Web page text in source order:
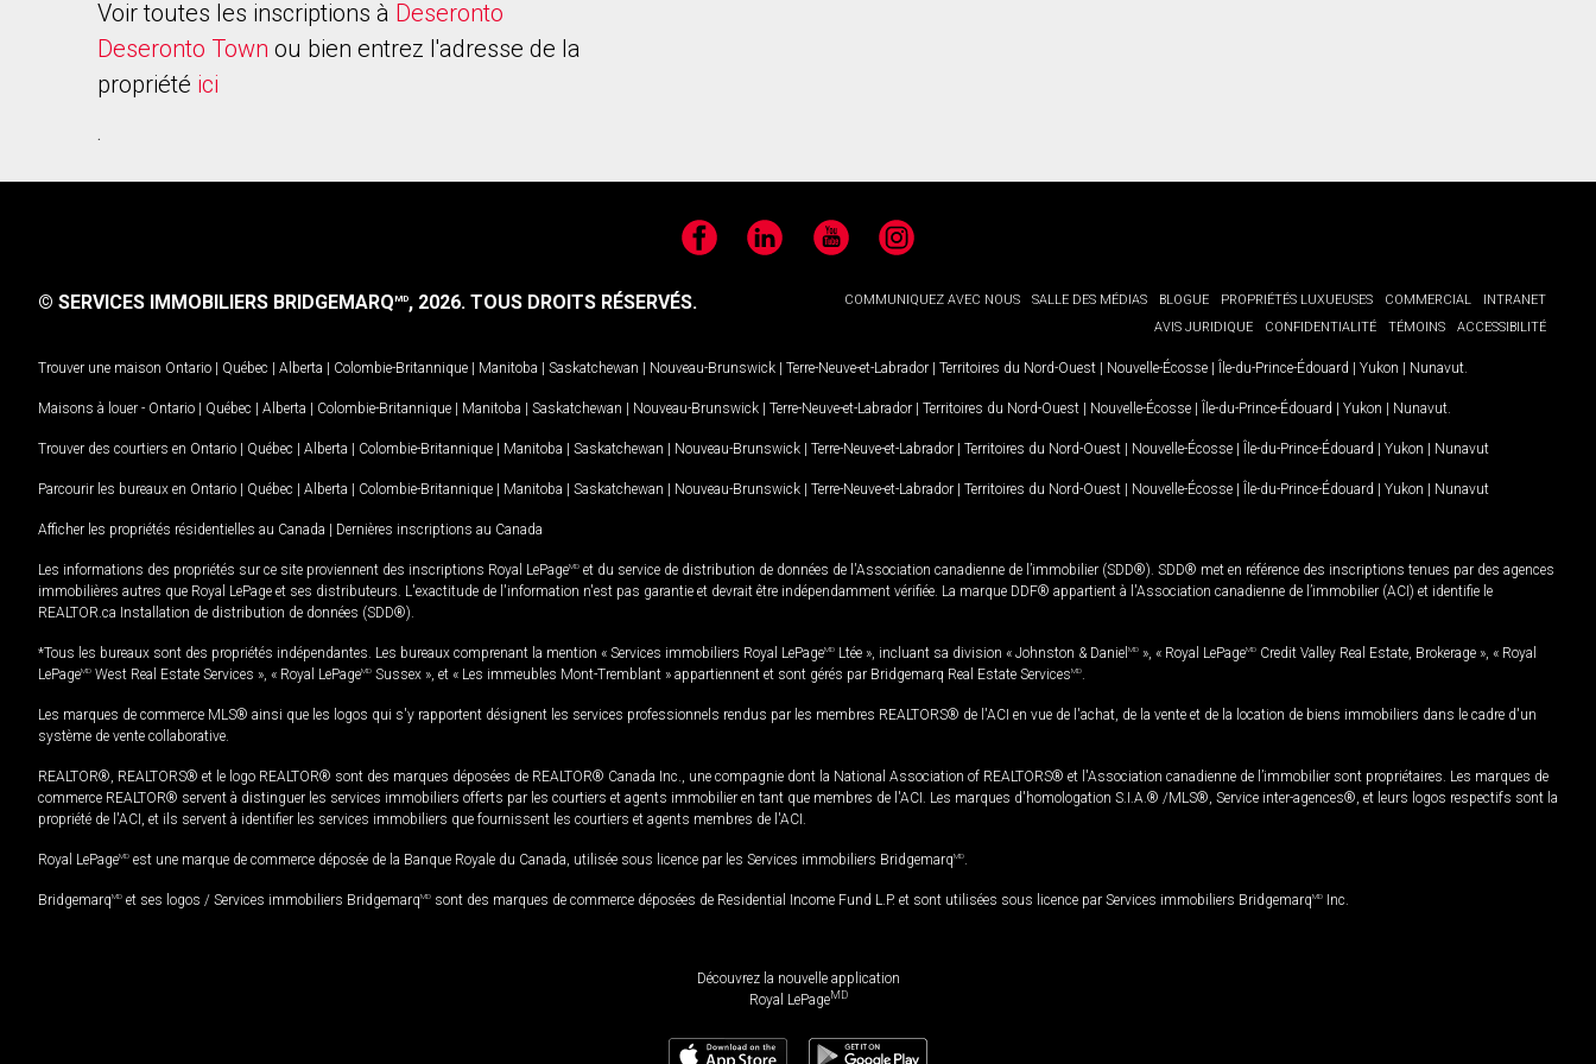
Voir toutes les inscriptions à Deseronto
Deseronto Town ou bien entrez l'adresse de la
propriété ici
.
FacebookLinkedIn YouTubeInstagram
COMMUNIQUEZ AVEC NOUS SALLE DES MÉDIAS BLOGUE PROPRIÉTÉS LUXUEUSES COMMERCIAL
INTRANET
AVIS JURIDIQUE
CONFIDENTIALITÉ TÉMOINS ACCESSIBILITÉ
© SERVICES IMMOBILIERS BRIDGEMARQMD, 2026. TOUS DROITS RÉSERVÉS.
Trouver une maison Ontario | Québec | Alberta | Colombie-Britannique | Manitoba | Saskatchewan | Nouveau-Brunswick | Terre-Neuve-et-Labrador | Territoires du Nord-Ouest | Nouvelle-Écosse | Île-du-Prince-Édouard | Yukon | Nunavut
Maisons à louer - Ontario | Québec | Alberta | Colombie-Britannique | Manitoba | Saskatchewan | Nouveau-Brunswick | Terre-Neuve-et-Labrador | Territoires du Nord-Ouest | Nouvelle-Écosse | Île-du-Prince-Édouard | Yukon | Nunavut
Trouver des courtiers en Ontario | Québec | Alberta | Colombie-Britannique | Manitoba | Saskatchewan | Nouveau-Brunswick | Terre-Neuve-et-Labrador | Territoires du Nord-Ouest | Nouvelle-Écosse | Île-du-Prince-Édouard | Yukon | Nunavut
Parcourir les bureaux en Ontario | Québec | Alberta | Colombie-Britannique | Manitoba | Saskatchewan | Nouveau-Brunswick | Terre-Neuve-et-Labrador | Territoires du Nord-Ouest | Nouvelle-Écosse | Île-du-Prince-Édouard | Yukon | Nunavut
Afficher les propriétés résidentielles au Canada | Dernières inscriptions au Canada
Les informations des propriétés sur ce site proviennent des inscriptions Royal LePageMD et du service de distribution de données de l'Association canadienne de l’immobilier (SDD®). SDD® met en référence des inscriptions tenues par des agences
immobilières autres que Royal LePage et ses distributeurs. L'exactitude de l'information n'est pas garantie et devrait être indépendamment vérifiée. La marque DDF® appartient à l'Association canadienne de l’immobilier (ACI) et identifie le
REALTOR.ca Installation de distribution de données (SDD®).
*Tous les bureaux sont des propriétés indépendantes. Les bureaux comprenant la mention « Services immobiliers Royal LePageMD Ltée », incluant sa division « Johnston & Daniel MD », « Royal LePageMD Credit Valley Real Estate, Brokerage », « Royal
LePageMD West Real Estate Services », « Royal LePageMD Sussex », et « Les immeubles Mont-Tremblant » appartiennent et sont gérés par Bridgemarq Real Estate ServicesMD
Les marques de commerce MLS® ainsi que les logos qui s'y rapportent désignent les services professionnels rendus par les membres REALTORS® de l'ACI en vue de l'achat, de la vente et de la location de biens immobiliers dans le cadre d'un
système de vente collaborative.
REALTOR®, REALTORS® et le logo REALTOR® sont des marques déposées de REALTOR® Canada Inc., une compagnie dont la National Association of REALTORS® et l'Association canadienne de l’immobilier sont propriétaires. Les marques de
commerce REALTOR® servent à distinguer les services immobiliers offerts par les courtiers et agents immobilier en tant que membres de l'ACI. Les marques d'homologation S.I.A.® /MLS®, Service inter-agences®, et leurs logos respectifs sont la
propriété de l'ACI, et ils servent à identifier les services immobiliers que fournissent les courtiers et agents membres de l'ACI.
Royal LePageMD est une marque de commerce déposée de la Banque Royale du Canada, utilisée sous licence par les Services immobiliers BridgemarqMD
BridgemarqMD et ses logos / Services immobiliers BridgemarqMD sont des marques de commerce déposées de Residential Income Fund L.P. et sont utilisées sous licence par Services immobiliers BridgemarqMD Inc.
Découvrez la nouvelle application
Royal LePageMD